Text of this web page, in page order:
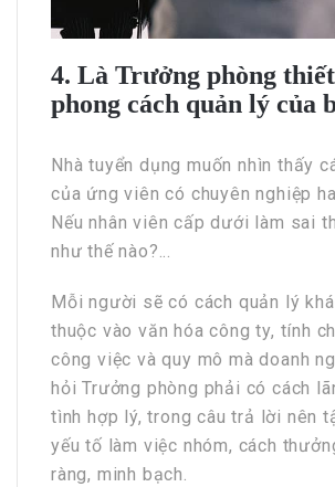
4. Là Trưởng phòng
phong cách quản lý của
Nhà tuyển dụng muốn nhìn thấy
của ứng viên có chuyên nghiệp
Nếu nhân viên cấp dưới làm sai
như thế nào?...
Mỗi người sẽ có cách quản lý
thuộc vào văn hóa công ty, tính
công việc và quy mô mà doanh
hỏi Trưởng phòng phải có cách
tình hợp lý, trong câu trả lời nên
yếu tố làm việc nhóm, cách
ràng, minh bạch.